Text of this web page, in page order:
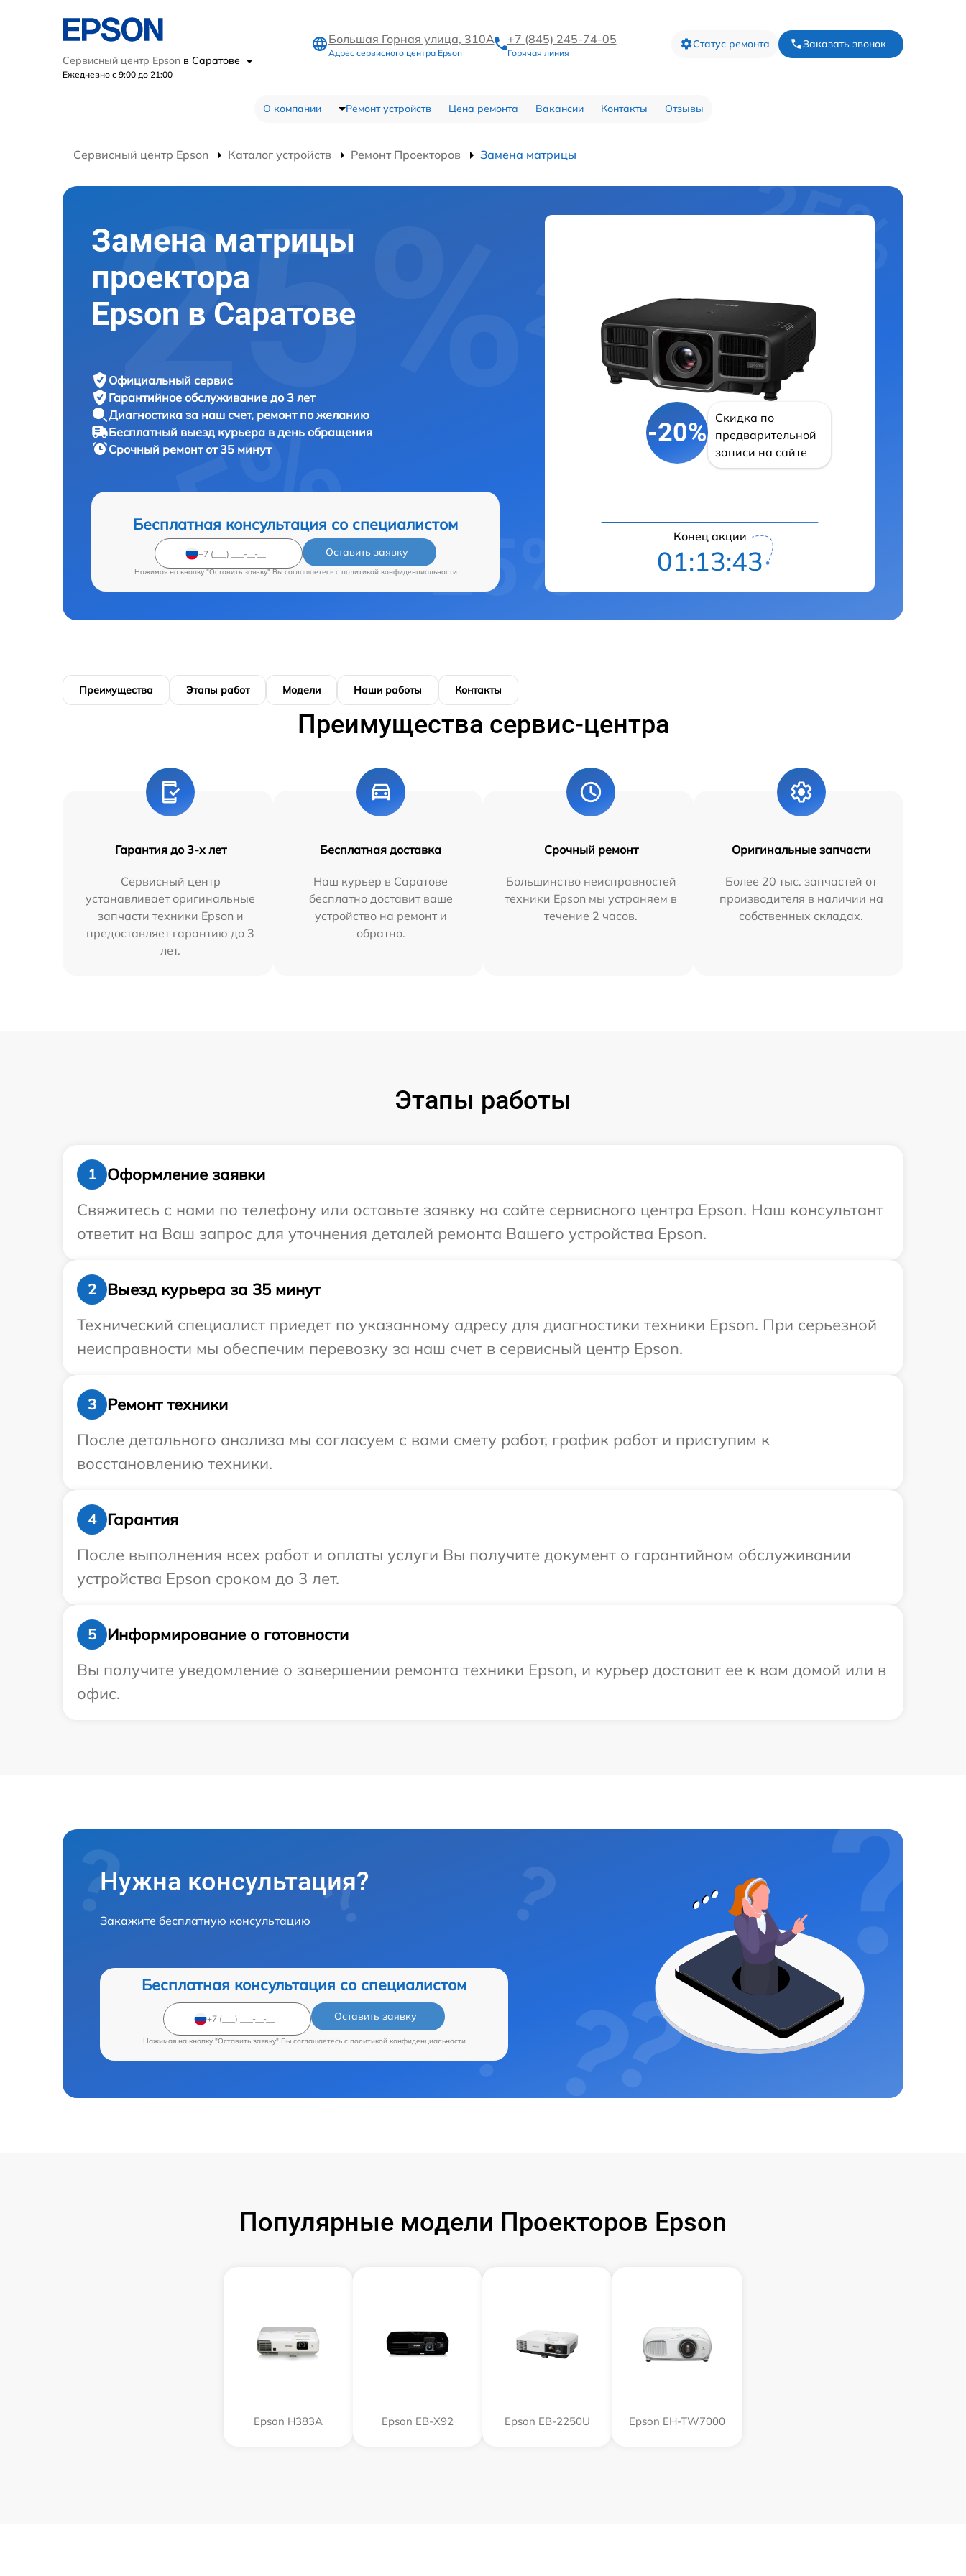
Сервисный центр Epson в Саратове
Ежедневно с 9:00 до 21:00
Большая Горная улица, 310А
Адрес сервисного центра Epson
+7 (845) 245-74-05
Горячая линия
Статус ремонта Заказать звонок
О компании Ремонт устройств Цена ремонта Вакансии Контакты Отзывы
Сервисный центр Epson Каталог устройств Ремонт Проекторов Замена матрицы
Замена матрицы
проектора
Epson в Саратове
Официальный сервис
Гарантийное обслуживание до 3 лет
Диагностика за наш счет, ремонт по желанию
Бесплатный выезд курьера в день обращения
Срочный ремонтот 35 минут
Бесплатная консультация со специалистом
Оставить заявку
Нажимая на кнопку "Оставить заявку" Вы соглашаетесь c политикой конфиденциальности
-20%
Скидка по
предварительной
записи на сайте
Конец акции
01:13:42
Преимущества Этапы работ Модели Наши работы Контакты
Преимущества сервис-центра
Гарантия до 3-х лет
Сервисный центр
устанавливает оригинальные
запчасти техники Epson и
предоставляет гарантию до 3
лет.
Бесплатная доставка
Наш курьер в Саратове
бесплатно доставит ваше
устройство на ремонт и
обратно.
Срочный ремонт
Большинство неисправностей
техники Epson мы устраняем в
течение 2 часов.
Оригинальные запчасти
Более 20 тыс. запчастей от
производителя в наличии на
собственных складах.
Этапы работы
1
Оформление заявки
Свяжитесь с нами по телефону или оставьте заявку на сайте сервисного центра Epson. Наш консультант
ответит на Ваш запрос для уточнения деталей ремонта Вашего устройства Epson.
2
Выезд курьера за 35 минут
Технический специалист приедет по указанному адресу для диагностики техники Epson. При серьезной
неисправности мы обеспечим перевозку за наш счет в сервисный центр Epson.
3
Ремонт техники
После детального анализа мы согласуем с вами смету работ, график работ и приступим к
восстановлению техники.
4
Гарантия
После выполнения всех работ и оплаты услуги Вы получите документ о гарантийном обслуживании
устройства Epson сроком до 3 лет.
5
Информирование о готовности
Вы получите уведомление о завершении ремонта техники Epson, и курьер доставит ее к вам домой или в
офис.
Нужна консультация?
Закажите бесплатную консультацию
Бесплатная консультация со специалистом
Оставить заявку
Нажимая на кнопку "Оставить заявку" Вы соглашаетесь c политикой конфиденциальности
Популярные модели Проекторов Epson
Epson H383A Epson EB-X92 Epson EB-2250U Epson EH-TW7000